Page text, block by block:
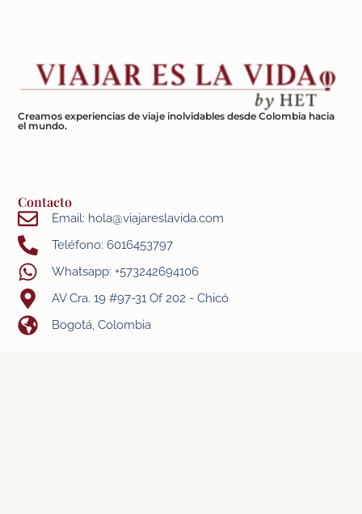
Creamos experiencias de viaje inolvidables desde Colombia hacia
el mundo.
Contacto
Email: hola@viajareslavida.com
Teléfono: 6016453797
Whatsapp: +573242694106
AV Cra. 19 #97-31 Of 202 - Chicó
Bogotá, Colombia